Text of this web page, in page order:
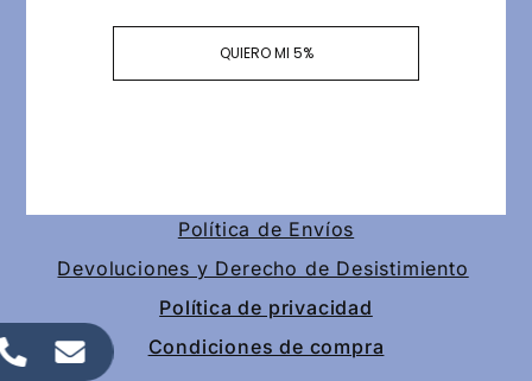
Información de contacto
Calle tomas redondo 3, piso 4, puerta 2
Política de Envíos
Devoluciones y Derecho de Desistimiento
Política de privacidad
Condiciones de compra
QUIERO MI 5%